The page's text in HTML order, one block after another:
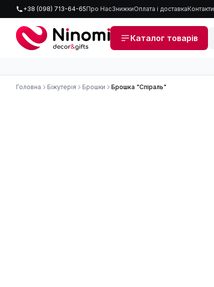
+38 (098) 713-64-65Про НасЗнижкиОплата і доставкаКонтакти
Каталог товарів
Головна Біжутерія Брошки Брошка "Спіраль"